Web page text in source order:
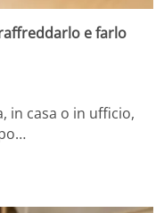
e farlo
in casa o in ufficio,